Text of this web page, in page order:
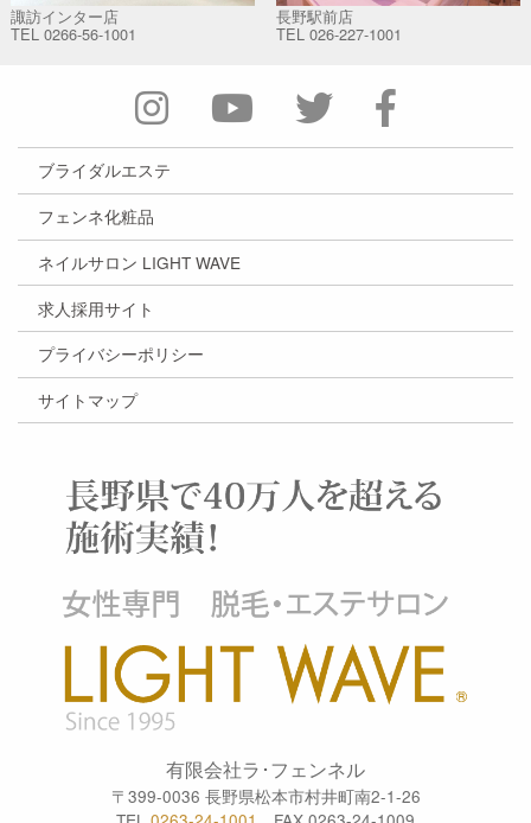
諏訪インター店
TEL 0266-56-1001
長野駅前店
TEL 026-227-1001
有限会社ラ･フェンネル
〒399-0036 長野県松本市村井町南2-1-26
ブライダルエステ
フェンネ化粧品
ネイルサロン LIGHT WAVE
求人採用サイト
プライバシーポリシー
サイトマップ